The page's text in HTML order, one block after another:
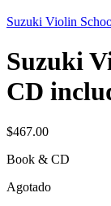
Suzuki Violin
Suzuki
CD
$467.00
Book & CD
Agotado